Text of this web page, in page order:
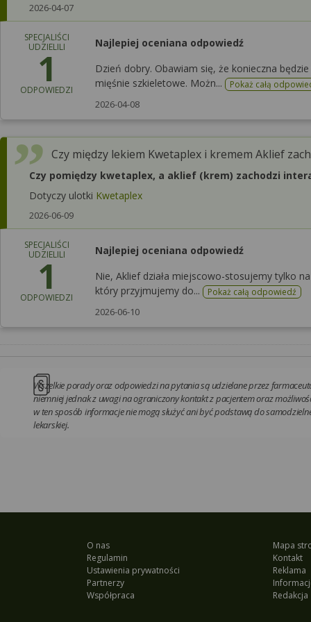
2026-04-07
SPECJALIŚCI
UDZIELILI
1
ODPOWIEDZI
Najlepiej oceniana odpowiedź
Dzień dobry. Obawiam się, że konieczna
mięśnie szkieletowe. Możn...
Pokaż całą
2026-04-08
Czy między lekiem Kwetaplex i kremem Aklief
Czy pomiędzy kwetaplex, a aklief (krem) zachodzi
Dotyczy ulotki Kwetaplex
2026-06-09
SPECJALIŚCI
UDZIELILI
1
ODPOWIEDZI
Najlepiej oceniana odpowiedź
Nie, Aklief działa miejscowo-stosujemy tylko
który przyjmujemy do...
Pokaż całą odpowiedź
2026-06-10
Wszelkie porady oraz odpowiedzi na pytania są udzielane przez
niemniej jednak z uwagi na ograniczony kontakt z pacjentem oraz
w ten sposób informacje nie mogą służyć ani być podstawą do
lekarskiej.
O nas
Regulamin
Ustawienia prywatności
Partnerzy
Współpraca
Mapa
Kontakt
Reklama
Redakcja